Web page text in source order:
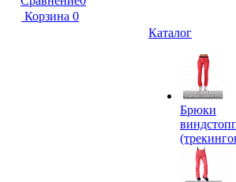
Корзина 0
Каталог
Брюки